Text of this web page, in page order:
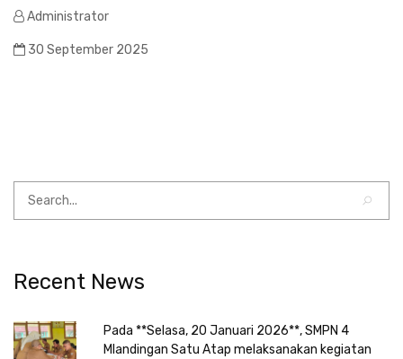
Administrator
30 September 2025
Recent News
Pada **Selasa, 20 Januari 2026**, SMPN 4
Mlandingan Satu Atap melaksanakan kegiatan